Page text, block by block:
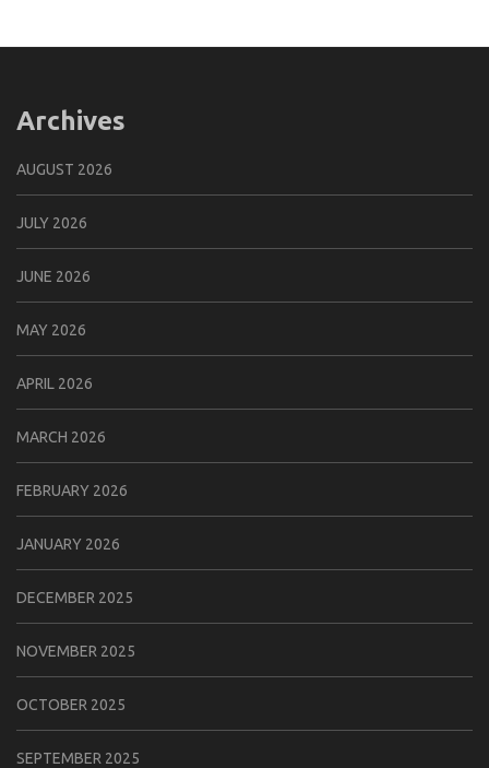
Archives
AUGUST 2026
JULY 2026
JUNE 2026
MAY 2026
APRIL 2026
MARCH 2026
FEBRUARY 2026
JANUARY 2026
DECEMBER 2025
NOVEMBER 2025
OCTOBER 2025
SEPTEMBER 2025